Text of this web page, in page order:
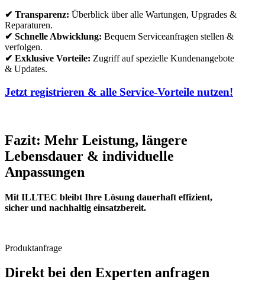
✔ Transparenz: Überblick über alle Wartungen, Upgrades &
Reparaturen.
✔ Schnelle Abwicklung: Bequem Serviceanfragen stellen &
verfolgen.
✔ Exklusive Vorteile: Zugriff auf spezielle Kundenangebote
& Updates.
Jetzt registrieren & alle Service-Vorteile nutzen!
Fazit: Mehr Leistung, längere
Lebensdauer & individuelle
Anpassungen
Mit ILLTEC bleibt Ihre Lösung dauerhaft effizient,
sicher und nachhaltig einsatzbereit.
Produktanfrage
Direkt bei den Experten anfragen